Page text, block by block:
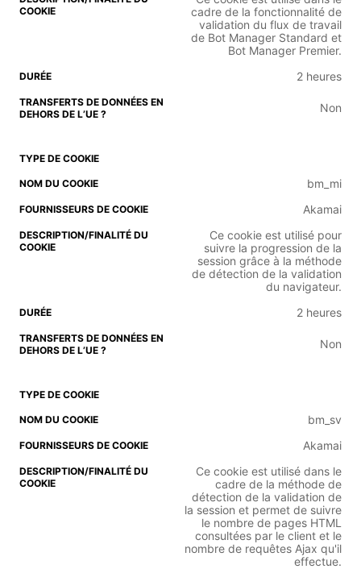
cadre de la fonctionnalité de
validation du flux de travail
de Bot Manager Standard et
Bot Manager Premier.
2 heures
Non
bm_mi
Akamai
Ce cookie est utilisé pour
suivre la progression de la
session grâce à la méthode
de détection de la validation
du navigateur.
2 heures
Non
bm_sv
Akamai
Ce cookie est utilisé dans le
cadre de la méthode de
détection de la validation de
la session et permet de suivre
le nombre de pages HTML
consultées par le client et le
nombre de requêtes Ajax qu'il
effectue.